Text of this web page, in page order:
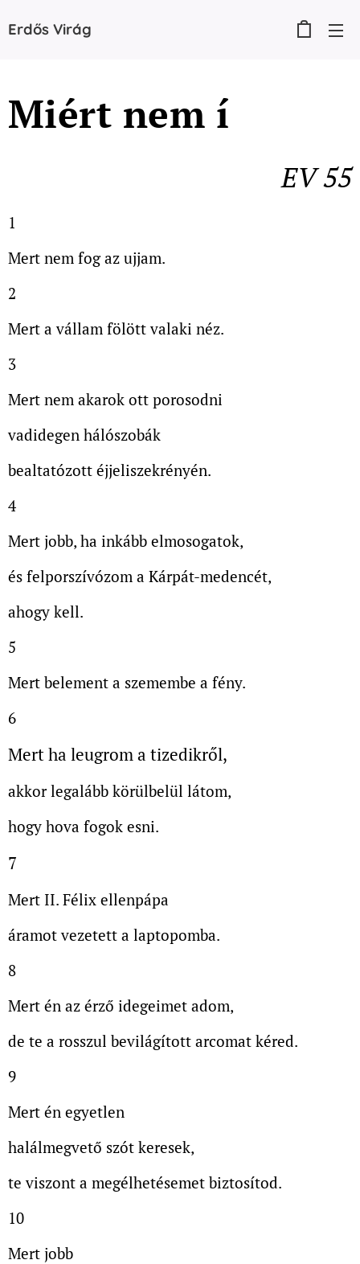
Erdős Virág
Miért nem í
EV 55
1
Mert nem fog az ujjam.
2
Mert a vállam fölött valaki néz.
3
Mert nem akarok ott porosodni
vadidegen hálószobák
bealtatózott éjjeliszekrényén.
4
Mert jobb, ha inkább elmosogatok,
és felporszívózom a Kárpát-medencét,
ahogy kell.
5
Mert belement a szemembe a fény.
6
Mert ha leugrom a tizedikről,
akkor legalább körülbelül látom,
hogy hova fogok esni.
7
Mert II. Félix ellenpápa
áramot vezetett a laptopomba.
8
Mert én az érző idegeimet adom,
de te a rosszul bevilágított arcomat kéred.
9
Mert én egyetlen
halálmegvető szót keresek,
te viszont a megélhetésemet biztosítod.
10
Mert jobb